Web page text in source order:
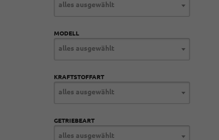
alles ausgewählt
MODELL
alles ausgewählt
KRAFTSTOFFART
alles ausgewählt
GETRIEBEART
alles ausgewählt